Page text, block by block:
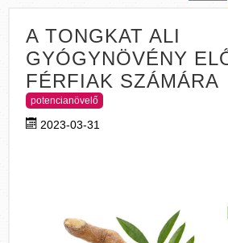
A TONGKAT ALI
GYÓGYNÖVÉNY
FÉRFIAK SZÁMÁRA
potencianövelő
2023-03-31